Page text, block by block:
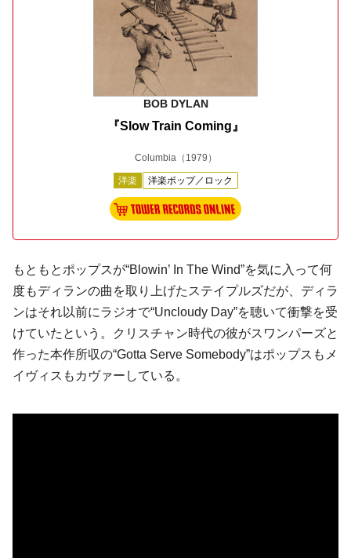
BOB DYLAN
『Slow Train Coming』
Columbia（1979）
洋楽 洋楽ポップ／ロック
もともとポップスが“Blowin’ In The Wind”を気に入って何
度もディランの曲を取り上げたステイプルズだが、ディラ
ンはそれ以前にラジオで“Uncloudy Day”を聴いて衝撃を受
けていたという。クリスチャン時代の彼がスワンパーズと
作った本作所収の“Gotta Serve Somebody”はポップスもメ
イヴィスもカヴァーしている。